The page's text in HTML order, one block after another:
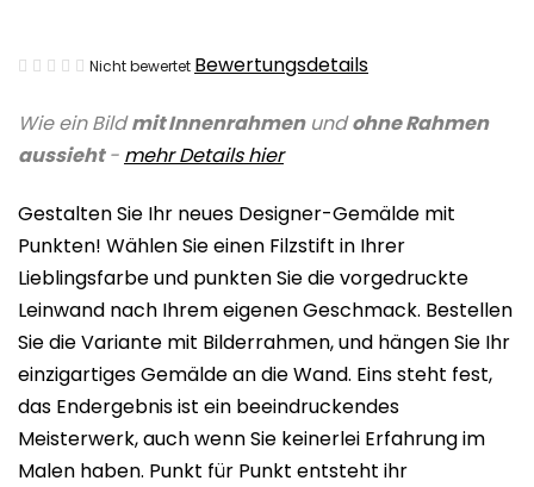
Wie ein Bildmit Innenrahmenundohne Rahmen
aussieht- mehr Detailshier
Gestalten Sie Ihr neues Designer-Gemälde mit
Punkten! Wählen Sie einen Filzstift in Ihrer
Lieblingsfarbe und punkten Sie die vorgedruckte
Leinwand nach Ihrem eigenen Geschmack. Bestellen
Sie die Variante mit Bilderrahmen, und hängen Sie Ihr
einzigartiges Gemälde an die Wand. Eins steht fest,
das Endergebnis ist ein beeindruckendes
Meisterwerk, auch wenn Sie keinerlei Erfahrung im
Malen haben. Punkt für Punkt entsteht ihr
Die
Produktbewertung
ist
von
5
Sternen.
Nicht bewertet Bewertungsdetails